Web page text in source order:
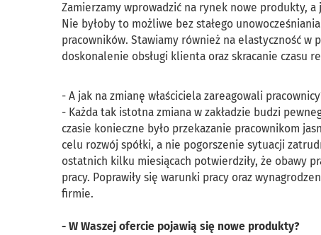
Zamierzamy wprowadzić na rynek nowe produkty,
Nie byłoby to możliwe bez stałego
pracowników. Stawiamy również na elastyczność
doskonalenie obsługi klienta oraz skracanie czasu
- A jak na zmianę właściciela zareagowali
- Każda tak istotna zmiana w zakładzie budzi
czasie konieczne było przekazanie pracownikom
celu rozwój spółki, a nie pogorszenie sytuacji
ostatnich kilku miesiącach potwierdziły, że obawy
pracy. Poprawiły się warunki pracy oraz
firmie.
- W Waszej ofercie pojawią się nowe produkty?